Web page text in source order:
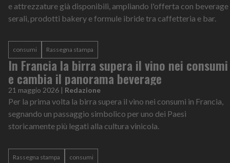
e attrezzature già disponibili, ampliando l'offerta con beverage
serali, prodotti bakery e formule ibride tra caffetteria e bar.
consumi Rassegna stampa
In Francia la birra supera il vino nei consumi
e cambia il panorama beverage
21 maggio 2026 | Redazione
Per la prima volta la birra supera il vino nei consumi in Francia,
segnando un passaggio simbolico per uno dei Paesi
storicamente più legati alla cultura vinicola.
Rassegna stampa consumi